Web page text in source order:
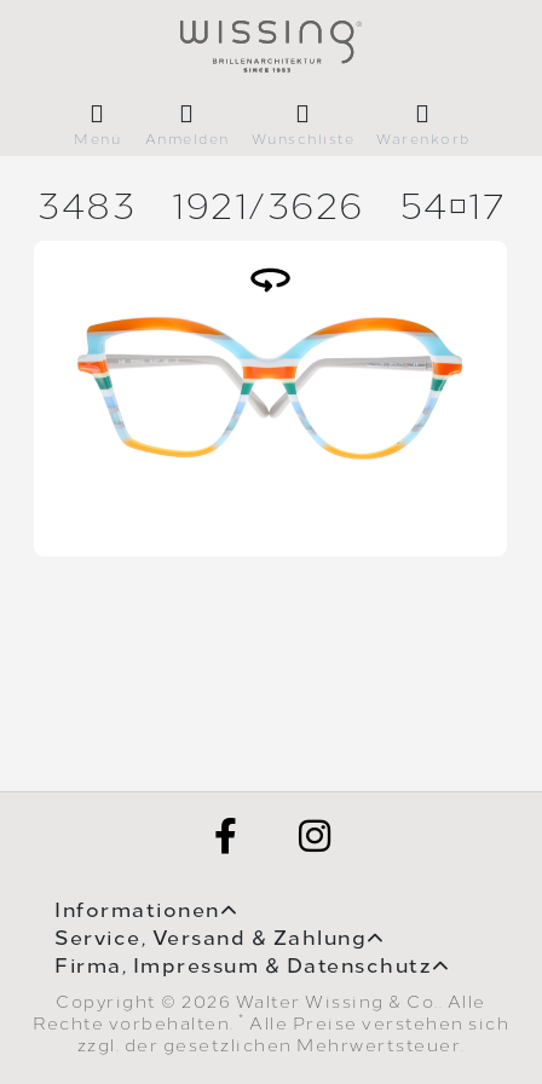
Menü Anmelden Wunschliste Warenkorb
3483 1921/3626 5417
Informationen
Service, Versand & Zahlung
Firma, Impressum & Datenschutz
Copyright © 2026 Walter Wissing & Co.. Alle
Rechte vorbehalten.
* Alle Preise verstehen sich
zzgl. der gesetzlichen Mehrwertsteuer.